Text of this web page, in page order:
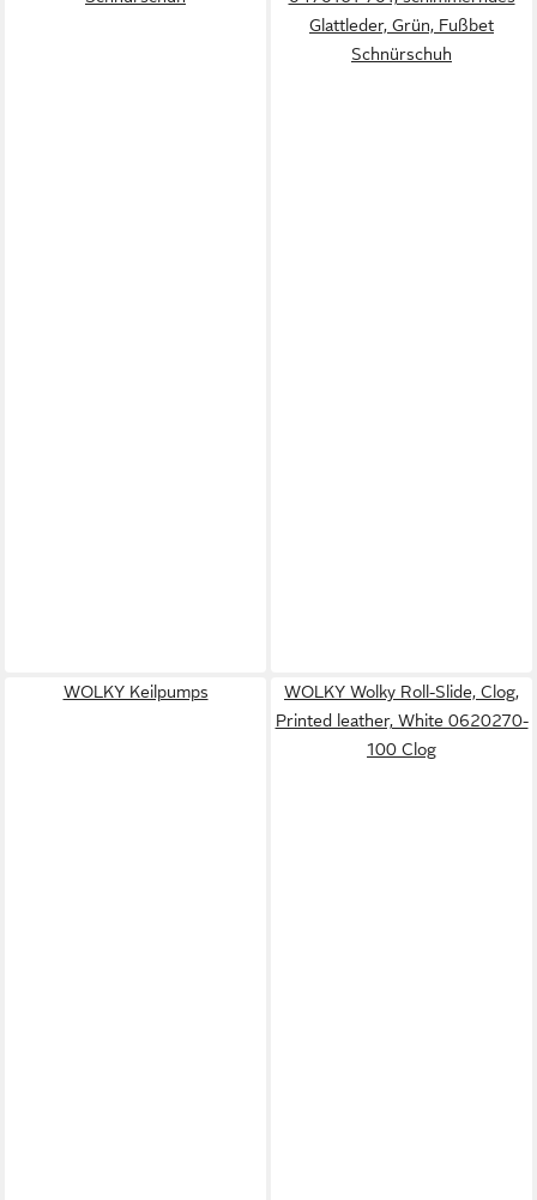
Glattleder, Grün, Fußbet
Schnürschuh
WOLKY Keilpumps
WOLKY Wolky Roll-Slide, Clog,
Printed leather, White 0620270-
100 Clog